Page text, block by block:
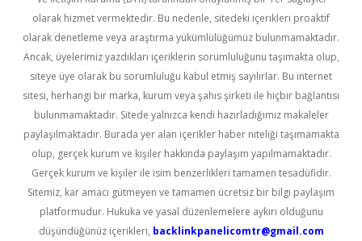
olarak hizmet vermektedir. Bu nedenle, sitedeki içerikleri proaktif
olarak denetleme veya araştırma yükümlülüğümüz bulunmamaktadır.
Ancak, üyelerimiz yazdıkları içeriklerin sorumluluğunu taşımakta olup,
siteye üye olarak bu sorumluluğu kabul etmiş sayılırlar. Bu internet
sitesi, herhangi bir marka, kurum veya şahıs şirketi ile hiçbir bağlantısı
bulunmamaktadır. Sitede yalnızca kendi hazırladığımız makaleler
paylaşılmaktadır. Burada yer alan içerikler haber niteliği taşımamakta
olup, gerçek kurum ve kişiler hakkında paylaşım yapılmamaktadır.
Gerçek kurum ve kişiler ile isim benzerlikleri tamamen tesadüfidir.
Sitemiz, kar amacı gütmeyen ve tamamen ücretsiz bir bilgi paylaşım
platformudur. Hukuka ve yasal düzenlemelere aykırı olduğunu
düşündüğünüz içerikleri, backlinkpanelicomtr@gmail.com